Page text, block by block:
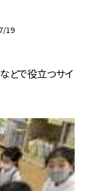
19
どで役立つサイ